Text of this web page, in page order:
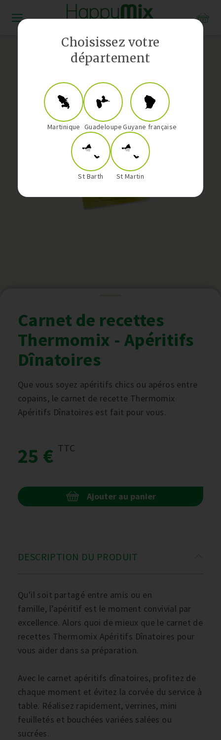
Carnet de recettes
Thermomix - Apéritifs
Dînatoires
Que vous soyez apéritifs chics ou apéros entre
copains, le carnet de recette Thermomix
Apéritifs Dînatoires est fait pour vous.
25 € TTC
Ajouter au panier
DESCRIPTION DU PRODUIT
Qu'il soit partagé entre amis ou en
famille, l’apéritif est le moment convivial par
excellence. Alors quoi de mieux que le carnet de
recettes Thermomix Apéritifs Dînatoires pour
vous aider dans sa préparation.
Avec le carnet apéritifs dînatoires, profitez de
chaque moment et évitez la corvée du service à
table. Réalisez rapidement, verrines, mini
feuilletés et bouchées variées salées ou
sucrées.
Choisissez votre
département
Martinique GuadeloupeGuyane française
St Barth St Martin